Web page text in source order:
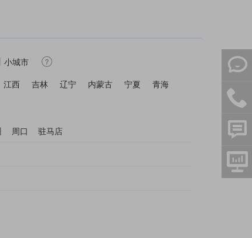
小城市
江西 吉林 辽宁 内蒙古 宁夏 青海
周口 驻马店